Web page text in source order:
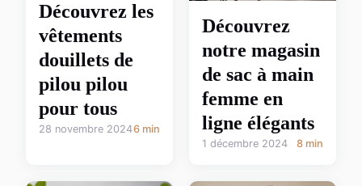
Découvrez les
vêtements
douillets de
pilou pilou
pour tous
28 novembre 20246 min
Découvrez
notre magasin
de sac à main
femme en
ligne élégants
1 décembre 2024 8 min